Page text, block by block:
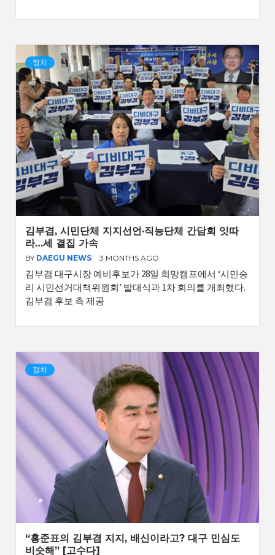
정치
김부겸, 시민단체 지지선언·직능단체 간담회 잇따
라…세 결집 가속
BY DAEGU NEWS 3 MONTHS AGO
김부겸 대구시장 예비후보가 28일 희망캠프에서 ‘시민승
리 시민선거대책위원회’ 발대식과 1차 회의를 개최했다.
김부겸 후보 측 제공
정치
“홍준표의 김부겸 지지, 배신이라고? 대구 민심도
비슷해” [고수다]